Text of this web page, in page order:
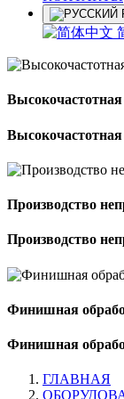
Производство
Производство
Финишная
Финишная
ГЛАВНАЯ